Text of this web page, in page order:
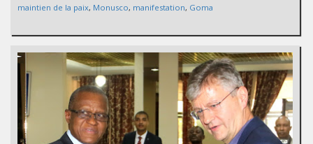
maintien de la paix, Monusco, manifestation, Goma